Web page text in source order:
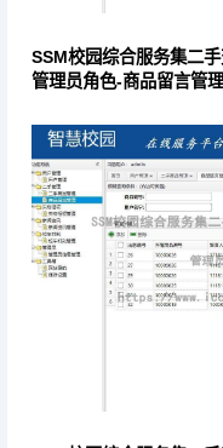
SSM校园综合服务集二
管理员角色-商品留言管